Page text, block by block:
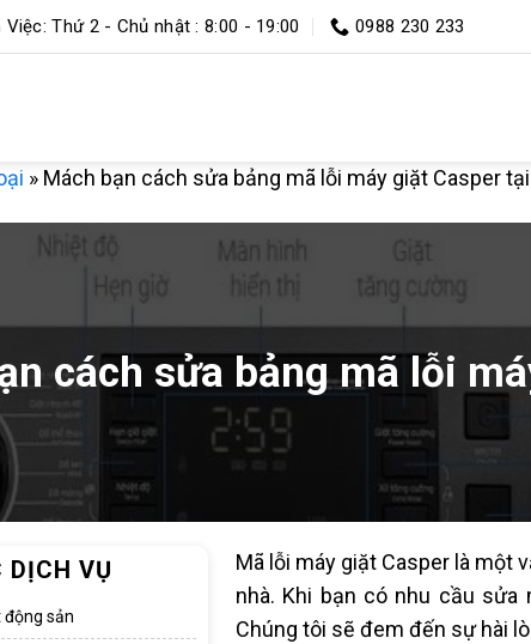
Việc: Thứ 2 - Chủ nhật : 8:00 - 19:00 0988 230 233
» Mách bạn cách sửa bảng mã lỗi máy giặt Casper
cách sửa bảng mã lỗi
DỊCH VỤ
động sản
Mã lỗi máy giặt Casper là một
nhà. Khi bạn có nhu cầu sửa
Chúng tôi sẽ đem đến sự hài